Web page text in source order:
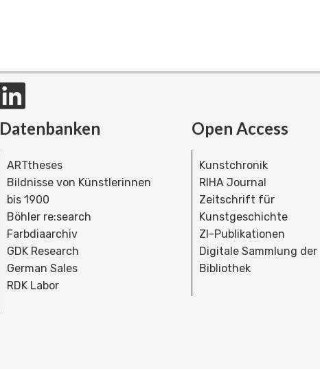
Datenbanken
ARTtheses
Bildnisse von Künstlerinnen
bis 1900
Böhler re:search
Farbdiaarchiv
GDK Research
German Sales
RDK Labor
Open Access
Kunstchronik
RIHA Journal
Zeitschrift für
Kunstgeschichte
ZI-Publikationen
Digitale Sammlung der
Bibliothek